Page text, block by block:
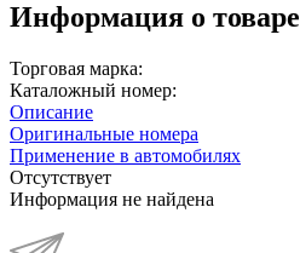
Информация о товаре
Торговая марка:
Каталожный номер:
Описание
Оригинальные номера
Применение в автомобилях
Отсутствует
Информация не найдена